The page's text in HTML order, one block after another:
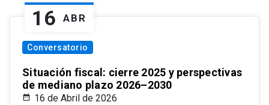
16 ABR
Conversatorio
Situación fiscal: cierre 2025 y perspectivas
de mediano plazo 2026–2030
16 de Abril de 2026